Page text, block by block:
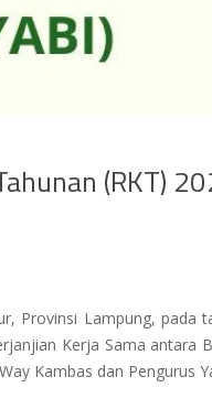
(RKT)
Lampung, pada
Kerja Sama antara
Kambas dan